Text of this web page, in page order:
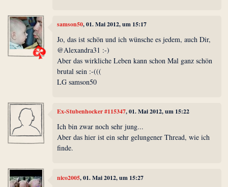
samson50, 01. Mai 2012, um 15:17
Jo, das ist schön und ich wünsche es jedem, auch Dir,
@Alexandra31 :-)
Aber das wirkliche Leben kann schon Mal ganz schön
brutal sein :-(((
LG samson50
Ex-Stubenhocker #115347, 01. Mai 2012, um 15:22
Ich bin zwar noch sehr jung...
Aber das hier ist ein sehr gelungener Thread, wie ich
finde.
nico2005, 01. Mai 2012, um 15:27